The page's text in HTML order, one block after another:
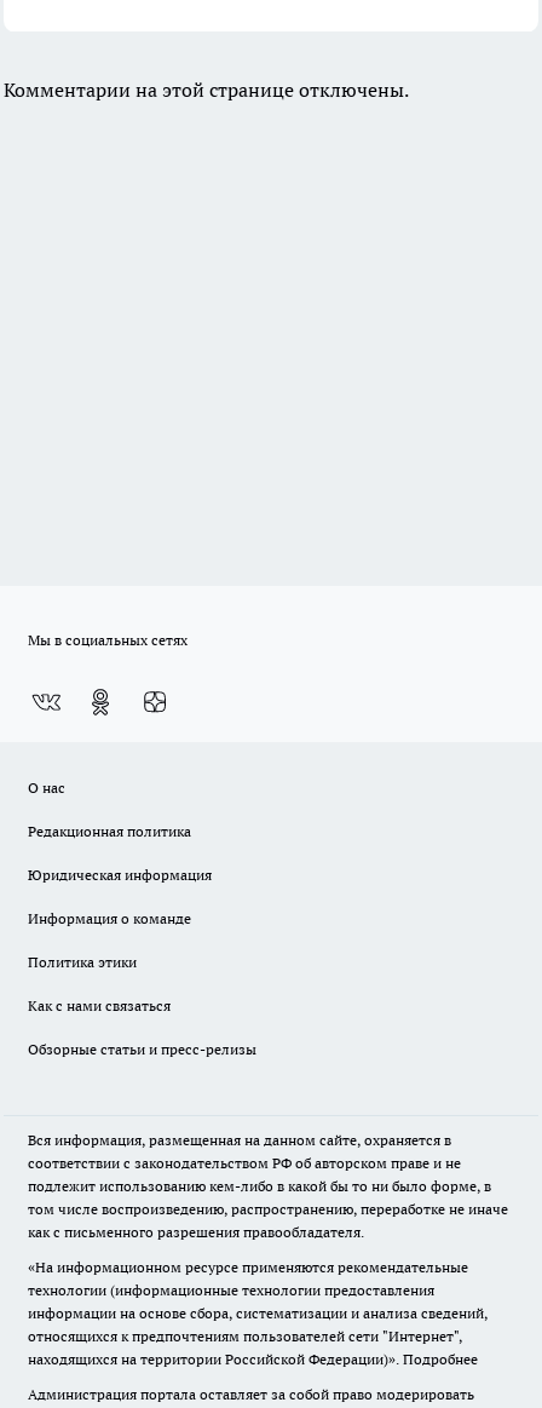
Комментарии на этой странице отключены.
Мы в социальных сетях
О нас
Редакционная политика
Юридическая информация
Информация о команде
Политика этики
Как с нами связаться
Обзорные статьи и пресс-релизы
Вся информация, размещенная на данном сайте, охраняется в
соответствии с законодательством РФ об авторском праве и не
подлежит использованию кем-либо в какой бы то ни было форме, в
том числе воспроизведению, распространению, переработке не иначе
как с письменного разрешения правообладателя.
«На информационном ресурсе применяются рекомендательные
технологии (информационные технологии предоставления
информации на основе сбора, систематизации и анализа сведений,
относящихся к предпочтениям пользователей сети "Интернет",
находящихся на территории Российской Федерации)». Подробнее
Администрация портала оставляет за собой право модерировать